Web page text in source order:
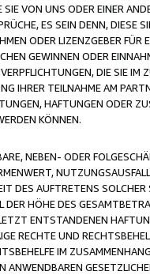
VON UNS ODER EINER
ES SEIN DENN, DIESE
ODER LIZENZGEBER
GEWINNEN ODER
DIE SIE IM
IHRER TEILNAHME AM
HAFTUNGEN ODER
KÖNNEN.
NEBEN- ODER
DES AUFTRETENS SOLCHER
HÖHE DES
ENTSTANDENEN
RECHTE UND
IM
ANWENDBAREN